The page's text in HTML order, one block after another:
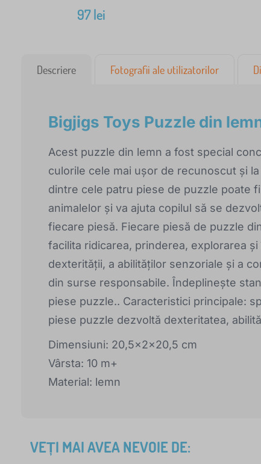
97lei
Descriere Fotografii ale utilizatorilor
Bigjigs Toys Puzzle din
Acest puzzle din lemn a fost special
culorile cele mai ușor de recunoscut și
dintre cele patru piese de puzzle poate
animalelor și va ajuta copilul să se
fiecare piesă. Fiecare piesă de puzzle
facilita ridicarea, prinderea, explorarea
dexterității, a abilităților senzoriale și a
din surse responsabile. Îndeplinește
piese puzzle.. Caracteristici principale:
piese puzzle dezvoltă dexteritatea,
Dimensiuni: 20,5x2x20,5 cm
Vârsta: 10 m+
Material: lemn
VEȚI MAI AVEA NEVOIE DE: